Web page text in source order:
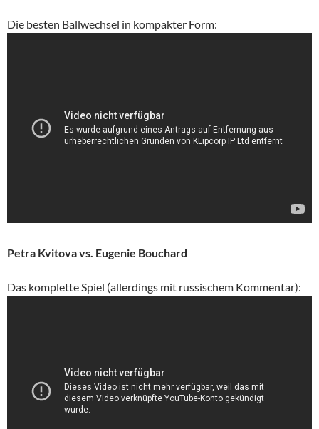
Die besten Ballwechsel in kompakter Form:
Petra Kvitova vs. Eugenie Bouchard
Das komplette Spiel (allerdings mit russischem Kommentar):